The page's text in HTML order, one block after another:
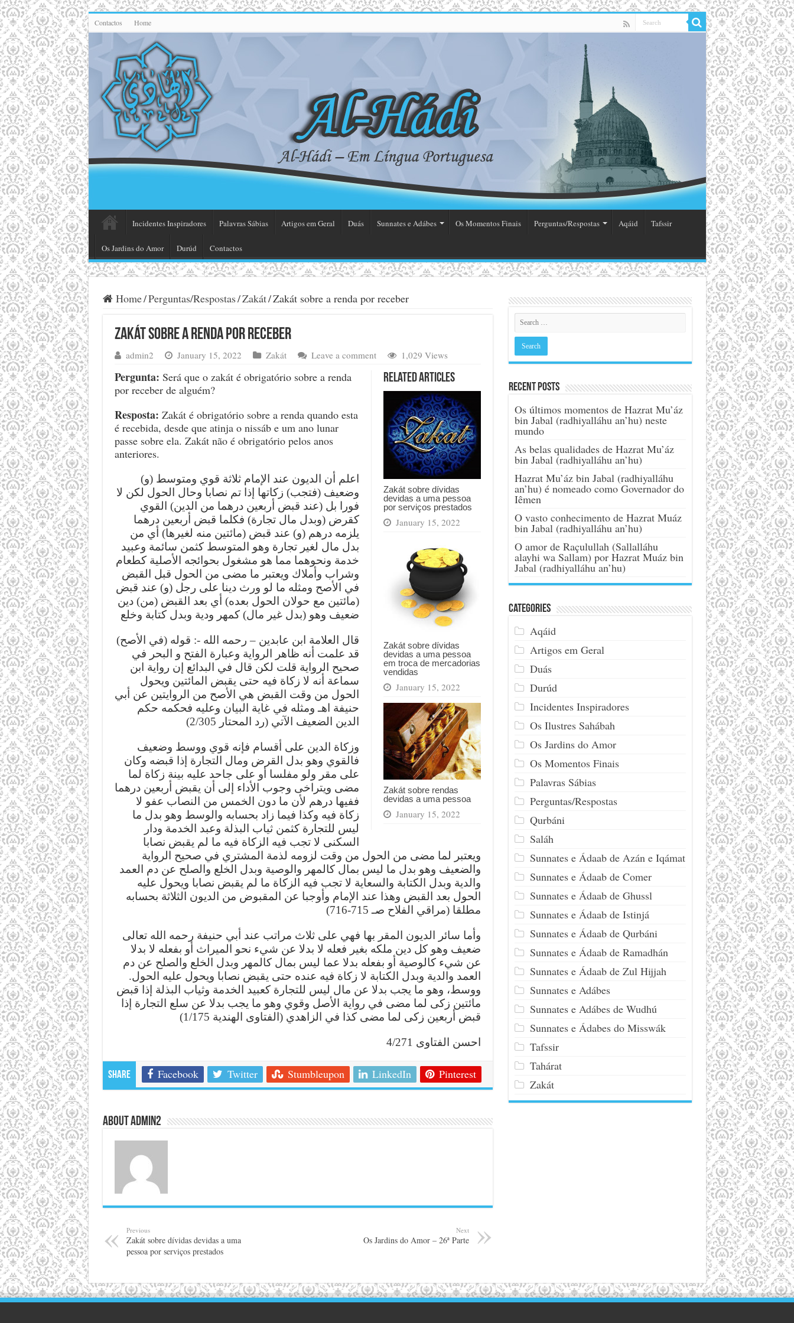
Contactos Home
Incidentes Inspiradores Palavras Sábias Artigos em Geral Duás Sunnates e Adábes Os Momentos Finais Perguntas/Respostas Aqáid Tafssir
Os Jardins do Amor Durúd Contactos
Home/Perguntas/Respostas/Zakát/Zakát sobre a renda por receber
Zakát sobre a renda por receber
admin2 January 15, 2022 Zakát Leave a comment 1,029 Views
Related Articles
Zakát sobre dívidas
devidas a uma pessoa
por serviços prestados
January 15, 2022
Zakát sobre dívidas
devidas a uma pessoa
em troca de mercadorias
vendidas
January 15, 2022
Zakát sobre rendas
devidas a uma pessoa
January 15, 2022
Pergunta: Será que o zakát é obrigatório sobre a renda
por receber de alguém?
Resposta: Zakát é obrigatório sobre a renda quando esta
é recebida, desde que atinja o nissáb e um ano lunar
passe sobre ela. Zakát não é obrigatório pelos anos
anteriores.
(و) اعلم أن الديون عند الإمام ثلاثة قوي ومتوسط
وضعيف (فتجب) زكاتها إذا تم نصابا وحال الحول لكن لا
فورا بل (عند قبض أربعين درهما من الدين) القوي
كقرض (وبدل مال تجارة) فكلما قبض أربعين درهما
يلزمه درهم (و) عند قبض (مائتين منه لغيرها) أي من
بدل مال لغير تجارة وهو المتوسط كثمن سائمة وعبيد
خدمة ونحوهما مما هو مشغول بحوائجه الأصلية كطعام
وشراب وأملاك ويعتبر ما مضى من الحول قبل القبض
في الأصح ومثله ما لو ورث دينا على رجل (و) عند قبض
(مائتين مع حولان الحول بعده) أي بعد القبض (من) دين
ضعيف وهو (بدل غير مال) كمهر ودية وبدل كتابة وخلع
قال العلامة ابن عابدين – رحمه الله -: قوله (في الأصح)
قد علمت أنه ظاهر الرواية وعبارة الفتح و البحر في
صحيح الرواية قلت لكن قال في البدائع إن رواية ابن
سماعة أنه لا زكاة فيه حتى يقبض المائتين ويحول
الحول من وقت القبض هي الأصح من الروايتين عن أبي
حنيفة اهـ ومثله في غاية البيان وعليه فحكمه حكم
الدين الضعيف الآتي (رد المحتار 2/305)
وزكاة الدين على أقسام فإنه قوي ووسط وضعيف
فالقوي وهو بدل القرض ومال التجارة إذا قبضه وكان
على مقر ولو مفلسا أو على جاحد عليه بينة زكاة لما
مضى ويتراخى وجوب الأداء إلى أن يقبض أربعين درهما
ففيها درهم لأن ما دون الخمس من النصاب عفو لا
زكاة فيه وكذا فيما زاد بحسابه والوسط وهو بدل ما
ليس للتجارة كثمن ثياب البذلة وعبد الخدمة ودار
السكنى لا تجب فيه الزكاة فيه ما لم يقبض نصابا
ويعتبر لما مضى من الحول من وقت لزومه لذمة المشتري في صحيح الرواية
والضعيف وهو بدل ما ليس بمال كالمهر والوصية وبدل الخلع والصلح عن دم العمد
والدية وبدل الكتابة والسعاية لا تجب فيه الزكاة ما لم يقبض نصابا ويحول عليه
الحول بعد القبض وهذا عند الإمام وأوجبا عن المقبوض من الديون الثلاثة بحسابه
مطلقا (مراقي الفلاح صـ 715-716)
وأما سائر الديون المقر بها فهي على ثلاث مراتب عند أبي حنيفة رحمه الله تعالى
ضعيف وهو كل دين ملكه بغير فعله لا بدلا عن شيء نحو الميراث أو بفعله لا بدلا
عن شيء كالوصية أو بفعله بدلا عما ليس بمال كالمهر وبدل الخلع والصلح عن دم
العمد والدية وبدل الكتابة لا زكاة فيه عنده حتى يقبض نصابا ويحول عليه الحول.
ووسط، وهو ما يجب بدلا عن مال ليس للتجارة كعبيد الخدمة وثياب البذلة إذا قبض
مائتين زكى لما مضى في رواية الأصل وقوي وهو ما يجب بدلا عن سلع التجارة إذا
قبض أربعين زكى لما مضى كذا في الزاهدي (الفتاوى الهندية 1/175)
احسن الفتاوى 4/271
Share Facebook Twitter Stumbleupon LinkedIn Pinterest
About admin2
Previous
Zakát sobre dívidas devidas a uma
pessoa por serviços prestados
Next
Os Jardins do Amor – 26ª Parte
Recent Posts
Os últimos momentos de Hazrat Mu’áz
bin Jabal (radhiyalláhu an’hu) neste
mundo
As belas qualidades de Hazrat Mu’áz
bin Jabal (radhiyalláhu an’hu)
Hazrat Mu’áz bin Jabal (radhiyalláhu
an’hu) é nomeado como Governador do
Iêmen
O vasto conhecimento de Hazrat Muáz
bin Jabal (radhiyalláhu an’hu)
O amor de Raçulullah (Sallalláhu
alayhi wa Sallam) por Hazrat Muáz bin
Jabal (radhiyalláhu an’hu)
Categories
Aqáid
Artigos em Geral
Duás
Durúd
Incidentes Inspiradores
Os Ilustres Sahábah
Os Jardins do Amor
Os Momentos Finais
Palavras Sábias
Perguntas/Respostas
Qurbáni
Saláh
Sunnates e Ádaab de Azán e Iqámat
Sunnates e Ádaab de Comer
Sunnates e Ádaab de Ghussl
Sunnates e Ádaab de Istinjá
Sunnates e Ádaab de Qurbáni
Sunnates e Ádaab de Ramadhán
Sunnates e Ádaab de Zul Hijjah
Sunnates e Adábes
Sunnates e Adábes de Wudhú
Sunnates e Ádabes do Misswák
Tafssir
Tahárat
Zakát